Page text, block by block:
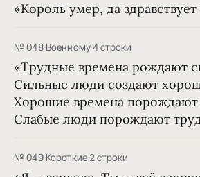
«Король умер, да
№ 048·Военному·4 строки
«Трудные времена рождают
Сильные люди создают
Хорошие времена
Слабые люди порождают
№ 049·Короткие·2 строки